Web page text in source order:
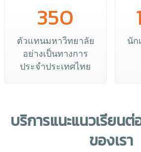
350
ตัวแทนมหาวิทยาลัย
อย่างเป็นทางการ
ประจำประเทศไทย
นัก
บริการแนะแนวเรียนต่
ของเรา